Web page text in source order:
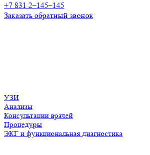
+7 831 2–145–145
Заказать обратный звонок
УЗИ
Анализы
Консультации врачей
Процедуры
ЭКГ и функциональная диагностика